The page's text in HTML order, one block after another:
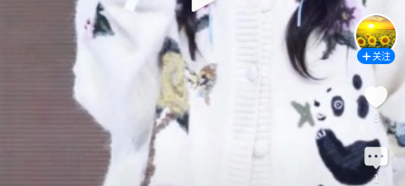
关注
8
1